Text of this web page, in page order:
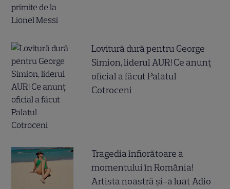
Lovitură dură pentru George
Simion, liderul AUR! Ce anunț
oficial a făcut Palatul
Cotroceni
Tragedia înfiorătoare a
momentului în România!
Artista noastră și-a luat Adio